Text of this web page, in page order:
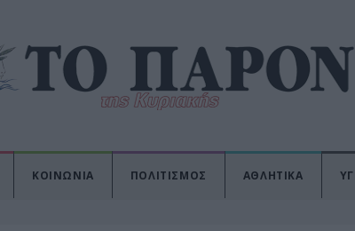
ΚΟΙΝΩΝΙΑ ΠΟΛΙΤΙΣΜΟΣ ΑΘΛΗΤΙΚΑ